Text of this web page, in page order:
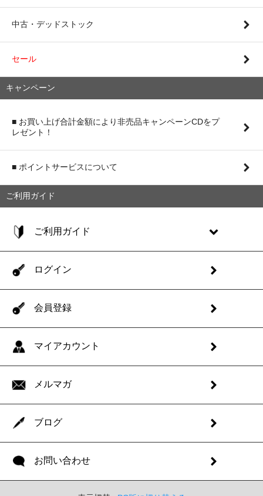
中古・デッドストック
セール
キャンペーン
■ お買い上げ合計金額により非売品キャンペーンCDをプ
レゼント！
■ ポイントサービスについて
ご利用ガイド
ご利用ガイド
ログイン
会員登録
マイアカウント
メルマガ
ブログ
お問い合わせ